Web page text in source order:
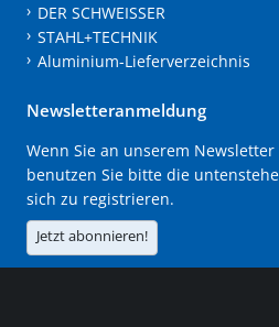
DER SCHWEISSER
STAHL+TECHNIK
Aluminium-Lieferverzeichnis
Newsletteranmeldung
Wenn Sie an unserem
benutzen Sie bitte die
sich zu registrieren.
Jetzt abonnieren!